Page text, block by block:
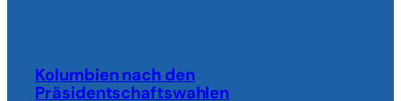
Kolumbien nach den
Präsidentschaftswahlen